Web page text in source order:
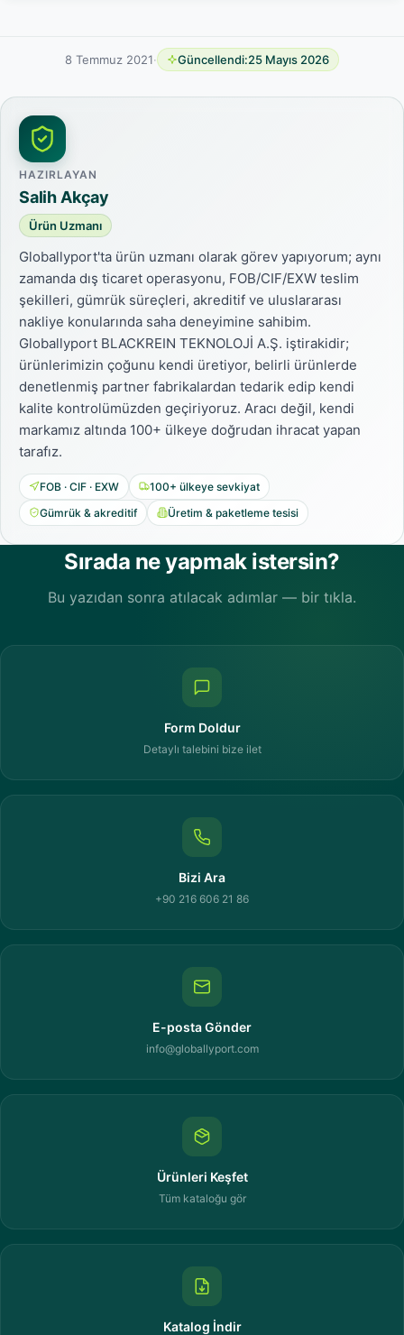
8 Temmuz 2021· Güncellendi:25 Mayıs 2026
HAZIRLAYAN
Salih Akçay
Ürün Uzmanı
Globallyport'ta ürün uzmanı olarak görev yapıyorum; aynı
zamanda dış ticaret operasyonu, FOB/CIF/EXW teslim
şekilleri, gümrük süreçleri, akreditif ve uluslararası
nakliye konularında saha deneyimine sahibim.
Globallyport BLACKREIN TEKNOLOJİ A.Ş. iştirakidir;
ürünlerimizin çoğunu kendi üretiyor, belirli ürünlerde
denetlenmiş partner fabrikalardan tedarik edip kendi
kalite kontrolümüzden geçiriyoruz. Aracı değil, kendi
markamız altında 100+ ülkeye doğrudan ihracat yapan
tarafız.
FOB · CIF · EXW
100+ ülkeye sevkiyat
Gümrük & akreditif
Üretim & paketleme tesisi
Sırada ne yapmak istersin?
Bu yazıdan sonra atılacak adımlar — bir tıkla.
Form Doldur
Detaylı talebini bize ilet
Bizi Ara
+90 216 606 21 86
E-posta Gönder
info@globallyport.com
Ürünleri Keşfet
Tüm kataloğu gör
Katalog İndir